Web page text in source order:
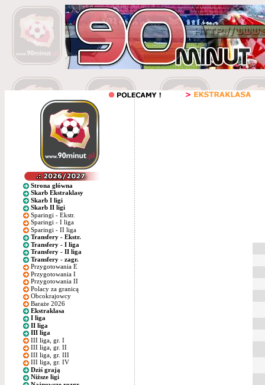
Strona główna
Skarb Ekstraklasy
Skarb I ligi
Skarb II ligi
Sparingi - Ekstr.
Sparingi - I liga
Sparingi - II liga
Transfery - Ekstr.
Transfery - I liga
Transfery - II liga
Transfery - zagr.
Przygotowania E
Przygotowania I
Przygotowania II
Polacy za granicą
Obcokrajowcy
Baraże 2026
Ekstraklasa
I liga
II liga
III liga
III liga, gr. I
III liga, gr. II
III liga, gr. III
III liga, gr. IV
Dziś grają
Niższe ligi